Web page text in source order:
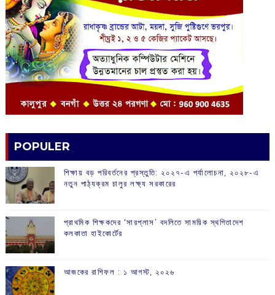
POPULER
শিক্ষায় বড় পরিবর্তনের প্রস্তুতি: ২০২৭-এ পর্যালোচনা, ২০২৮-এ
নতুন পাঠ্যক্রম চালুর লক্ষ্য সরকারের
প্রাথমিক শিক্ষকদের ‘সারপ্লাস’ বদলিতে সাময়িক স্থগিতাদেশ
কলকাতা হাইকোর্টের
আজকের রাশিফল :‌ ‌‌১ আগস্ট, ২০২৬